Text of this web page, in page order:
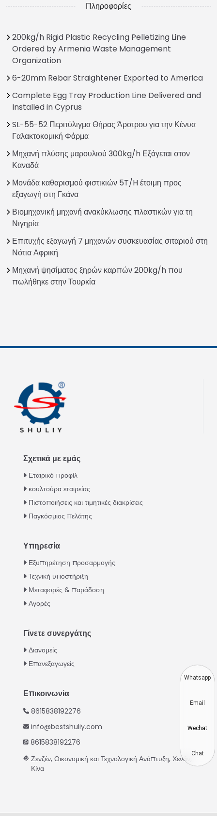
Πληροφορίες
200kg/h Rigid Plastic Recycling Pelletizing Line
Ordered by Armenia Waste Management
Organization
6-20mm Rebar Straightener Exported to America
Complete Egg Tray Production Line Delivered and
Installed in Cyprus
SL-55-52 Περιτύλιγμα Θήρας Άροτρου για την Κένυα
Γαλακτοκομική Φάρμα
Μηχανή πλύσης μαρουλιού 300kg/h Εξάγεται στον
Καναδά
Μονάδα καθαρισμού φιστικιών 5T/H έτοιμη προς
εξαγωγή στη Γκάνα
Βιομηχανική μηχανή ανακύκλωσης πλαστικών για τη
Νιγηρία
Επιτυχής εξαγωγή 7 μηχανών συσκευασίας σιταριού στη
Νότια Αφρική
Μηχανή ψησίματος ξηρών καρπών 200kg/h που
πωλήθηκε στην Τουρκία
Σχετικά με εμάς
Εταιρικό προφίλ
κουλτούρα εταιρείας
Πιστοποιήσεις και τιμητικές διακρίσεις
Παγκόσμιος πελάτης
Υπηρεσία
Εξυπηρέτηση προσαρμογής
Τεχνική υποστήριξη
Μεταφορές & παράδοση
Αγορές
Γίνετε συνεργάτης
Διανομείς
Επανεξαγωγείς
Επικοινωνία
8615838192276
info@bestshuliy.com
8615838192276
Ζενζέν, Οικονομική και Τεχνολογική Ανάπτυξη, Χενάν,
ΚίναPortuguese
Spanish
Turkish
Swahili
Urdu
Italian
Whatsapp
Email
Wechat
Chat